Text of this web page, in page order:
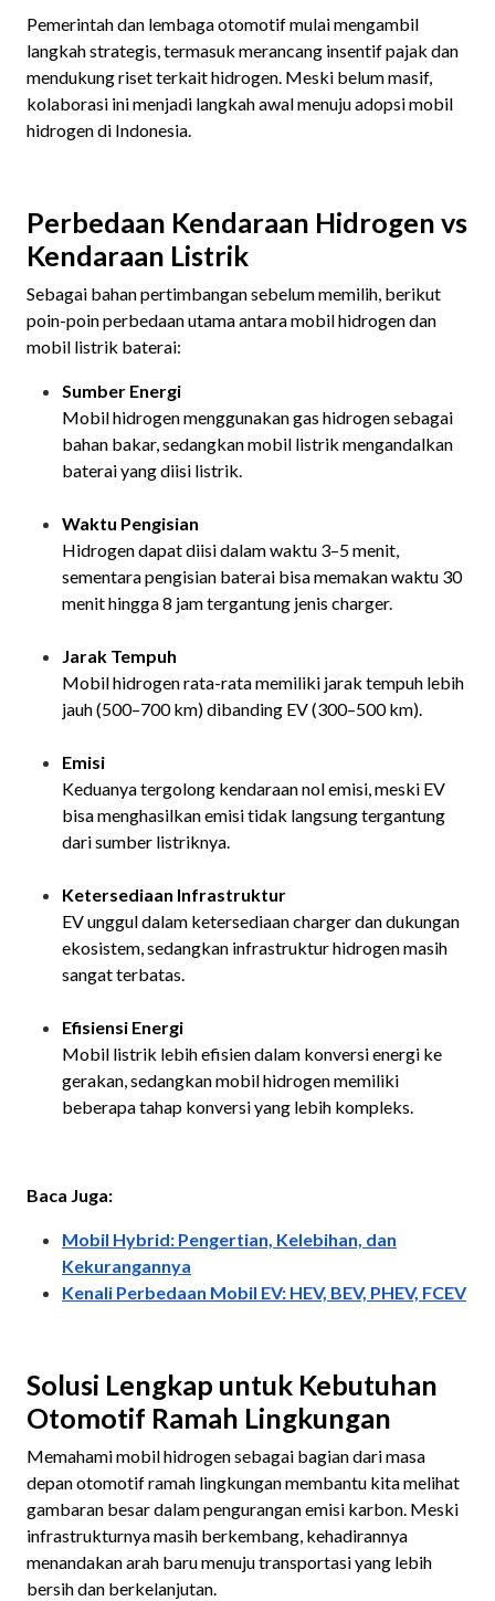
Pemerintah dan lembaga otomotif mulai mengambil
langkah strategis, termasuk merancang insentif pajak dan
mendukung riset terkait hidrogen. Meski belum masif,
kolaborasi ini menjadi langkah awal menuju adopsi mobil
hidrogen di Indonesia.
Perbedaan Kendaraan Hidrogen vs
Kendaraan Listrik
Sebagai bahan pertimbangan sebelum memilih, berikut
poin-poin perbedaan utama antara mobil hidrogen dan
mobil listrik baterai:
Sumber Energi
Mobil hidrogen menggunakan gas hidrogen sebagai
bahan bakar, sedangkan mobil listrik mengandalkan
baterai yang diisi listrik.
Waktu Pengisian
Hidrogen dapat diisi dalam waktu 3–5 menit,
sementara pengisian baterai bisa memakan waktu 30
menit hingga 8 jam tergantung jenis charger.
Jarak Tempuh
Mobil hidrogen rata-rata memiliki jarak tempuh lebih
jauh (500–700 km) dibanding EV (300–500 km).
Emisi
Keduanya tergolong kendaraan nol emisi, meski EV
bisa menghasilkan emisi tidak langsung tergantung
dari sumber listriknya.
Ketersediaan Infrastruktur
EV unggul dalam ketersediaan charger dan dukungan
ekosistem, sedangkan infrastruktur hidrogen masih
sangat terbatas.
Efisiensi Energi
Mobil listrik lebih efisien dalam konversi energi ke
gerakan, sedangkan mobil hidrogen memiliki
beberapa tahap konversi yang lebih kompleks.
Baca Juga:
Mobil Hybrid: Pengertian, Kelebihan, dan
Kekurangannya
Kenali Perbedaan Mobil EV: HEV, BEV, PHEV, FCEV
Solusi Lengkap untuk Kebutuhan
Otomotif Ramah Lingkungan
Memahami mobil hidrogen sebagai bagian dari masa
depan otomotif ramah lingkungan membantu kita melihat
gambaran besar dalam pengurangan emisi karbon. Meski
infrastrukturnya masih berkembang, kehadirannya
menandakan arah baru menuju transportasi yang lebih
bersih dan berkelanjutan.